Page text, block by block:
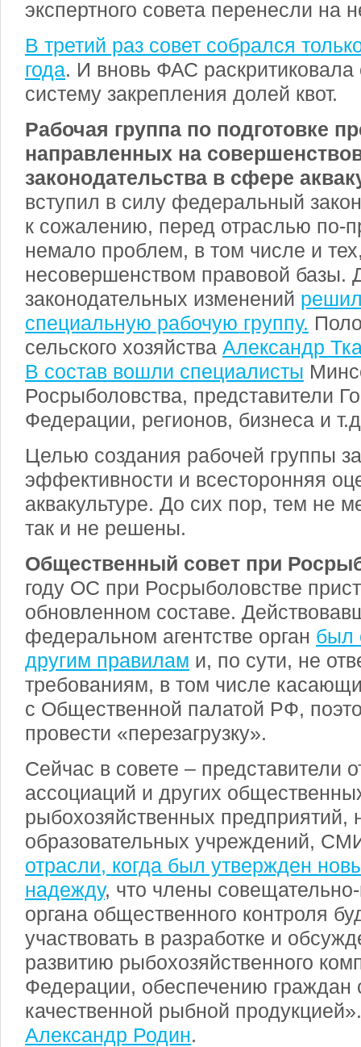
экспертного совета перенесли на
В третий раз совет собрался
года. И вновь ФАС
систему закрепления долей квот.
Рабочая группа по подготовке
направленных на
законодательства в сфере
вступил в силу федеральный
к сожалению, перед отраслью по-
немало проблем, в том числе и
несовершенством правовой базы.
законодательных изменений
специальную рабочую группу.
сельского хозяйства Александр
В состав вошли специалисты
Росрыболовства, представители
Федерации, регионов, бизнеса и
Целью создания рабочей группы
эффективности и всесторонняя
аквакультуре. До сих пор, тем не
так и не решены.
Общественный совет при
году ОС при Росрыболовстве
обновленном составе.
федеральном агентстве орган был
другим правилам и, по сути, не
требованиям, в том числе
с Общественной палатой РФ,
провести «перезагрузку».
Сейчас в совете – представители
ассоциаций и других
рыбохозяйственных предприятий,
образовательных учреждений,
отрасли, когда был утвержден
надежду, что члены совещательно-
органа общественного контроля
участвовать в разработке и
развитию рыбохозяйственного
Федерации, обеспечению граждан
качественной рыбной
Александр Родин.